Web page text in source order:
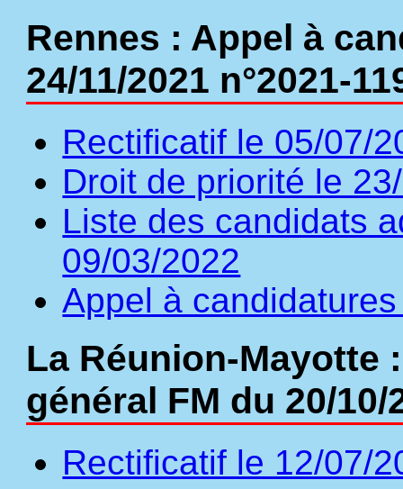
Rennes : Appel à
24/11/2021 n°2021-
Rectificatif le 05/07/
Droit de priorité le
Liste des candidats
09/03/2022
Appel à
La Réunion-Mayotte
général FM du 20/10/
Rectificatif le 12/07/